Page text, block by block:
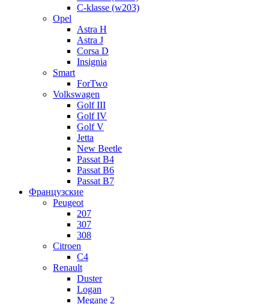
C-klasse (w203)
Opel
Astra H
Astra J
Corsa D
Insignia
Smart
ForTwo
Volkswagen
Golf III
Golf IV
Golf V
Jetta
New Beetle
Passat B4
Passat B6
Passat B7
Французские
Peugeot
207
307
308
Citroen
C4
Renault
Duster
Logan
Megane 2